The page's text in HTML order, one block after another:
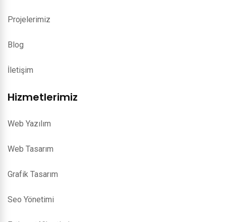
Projelerimiz
Blog
İletişim
Hizmetlerimiz
Web Yazılım
Web Tasarım
Grafik Tasarım
Seo Yönetimi